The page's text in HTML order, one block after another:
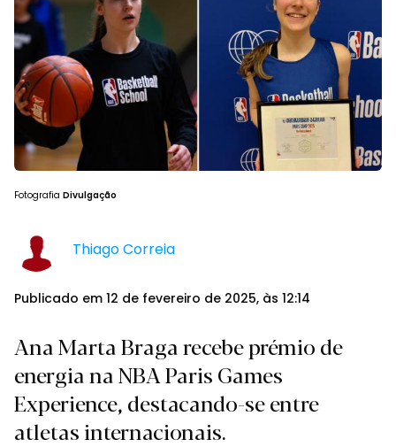
Fotografia Divulgação
Thiago Correia
Publicado em 12 de fevereiro de 2025, às 12:14
Ana Marta Braga recebe prémio de
energia na NBA Paris Games
Experience, destacando-se entre
atletas internacionais.